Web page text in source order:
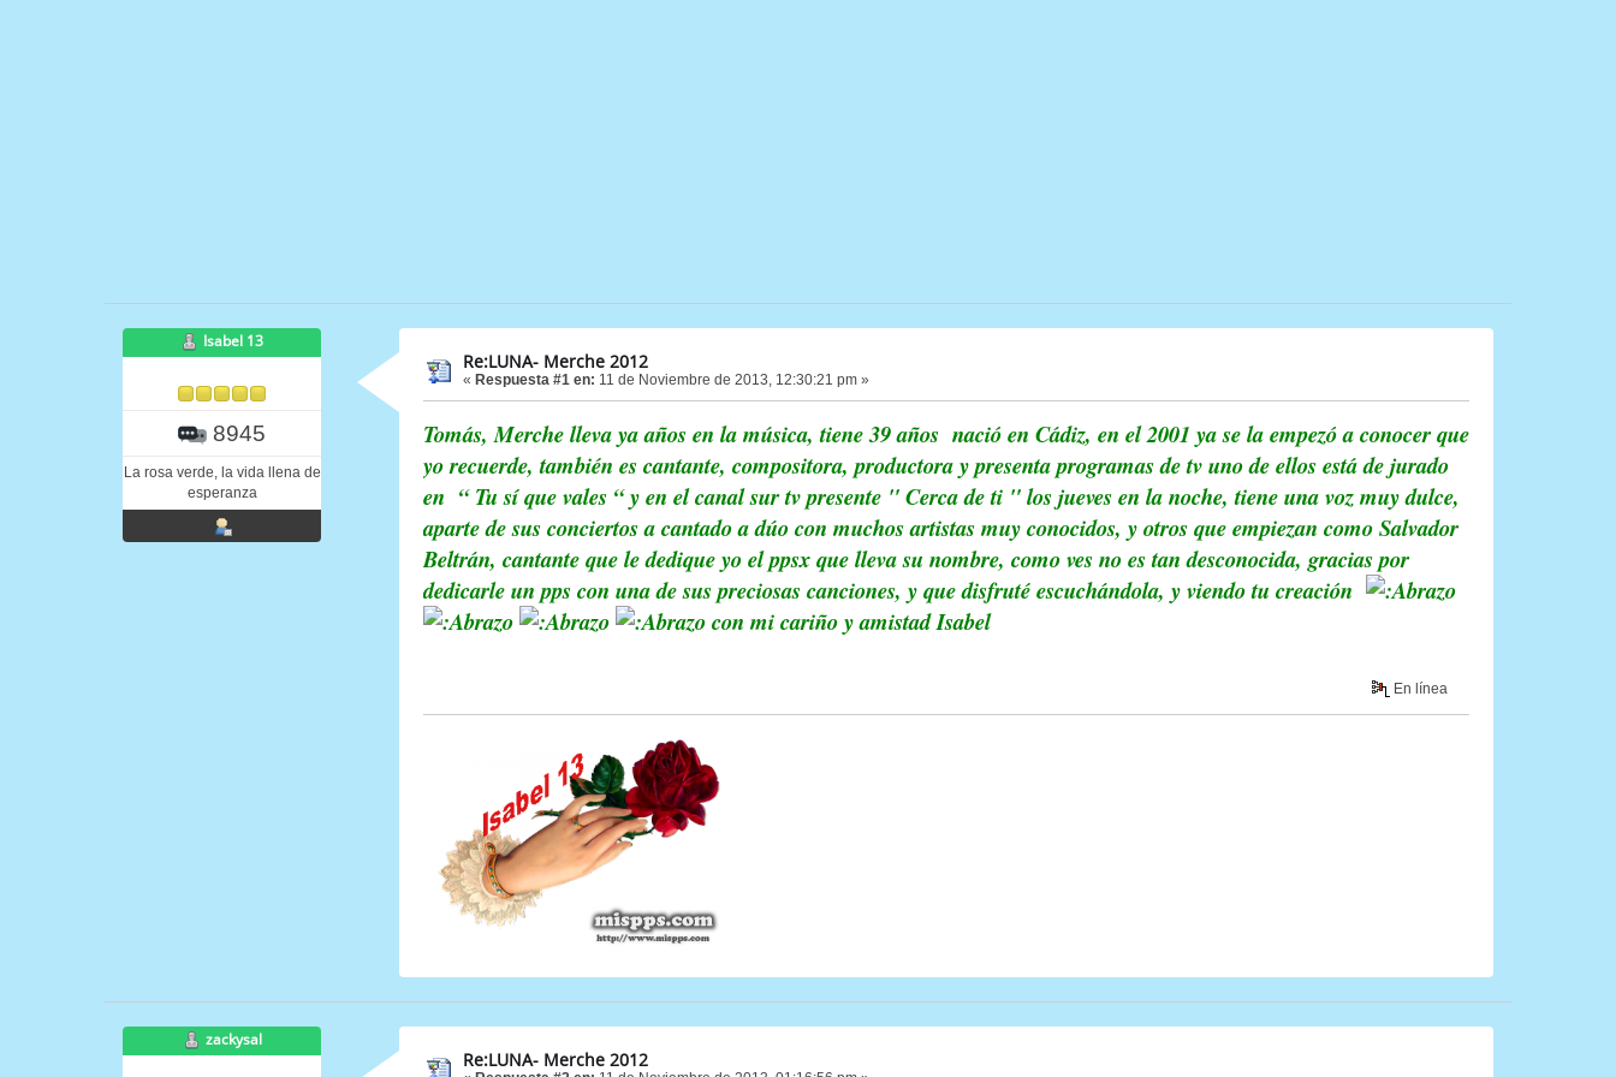
Isabel 13
8945
La rosa verde, la vida llena de
esperanza
Re:LUNA- Merche 2012
« Respuesta #1 en: 11 de Noviembre de 2013, 12:30:21 pm »
Tomás, Merche lleva ya años en la música, tiene 39 años nació en Cádiz, en el 2001 ya se la empezó a conocer que
yo recuerde, también es cantante, compositora, productora y presenta programas de tv uno de ellos está de jurado
en “ Tu sí que vales “ y en el canal sur tv presente " Cerca de ti " los jueves en la noche, tiene una voz muy dulce,
aparte de sus conciertos a cantado a dúo con muchos artistas muy conocidos, y otros que empiezan como Salvador
Beltrán, cantante que le dedique yo el ppsx que lleva su nombre, como ves no es tan desconocida, gracias por
dedicarle un pps con una de sus preciosas canciones, y que disfruté escuchándola, y viendo tu creación
con mi cariño y amistad Isabel
En línea
zackysal
Re:LUNA- Merche 2012